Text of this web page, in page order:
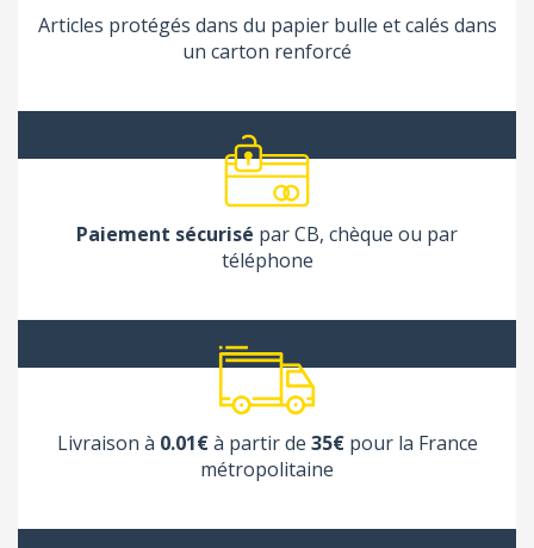
Articles protégés dans du papier bulle et calés dans
un carton renforcé
Paiement sécurisé par CB, chèque ou par
téléphone
Livraison à 0.01€à partir de 35€pour la France
métropolitaine